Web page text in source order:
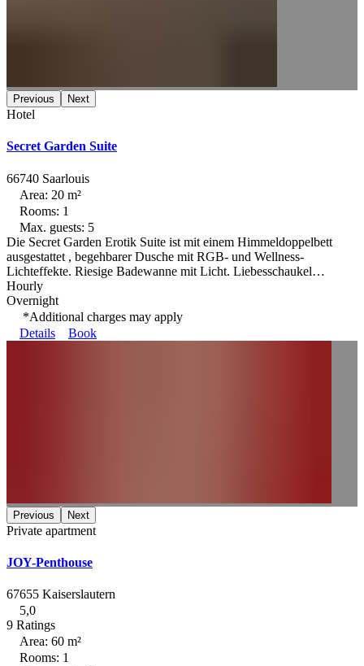
Previous Next
Hotel
Secret Garden Suite
66740 Saarlouis
Area: 20 m²
Rooms: 1
Max. guests: 5
Die Secret Garden Erotik Suite ist mit einem Himmeldoppelbett
ausgestattet , begehbarer Dusche mit RGB- und Wellness-
Lichteffekte. Riesige Badewanne mit Licht. Liebesschaukel…
Hourly
Overnight
*Additional charges may apply
Details
Book
Previous Next
Private apartment
JOY-Penthouse
67655 Kaiserslautern
5,0
9 Ratings
Area: 60 m²
Rooms: 1